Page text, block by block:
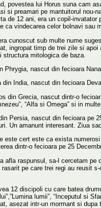
povestea lui Horus suna cam
si preamari pe mantuitorul nou-
de 12 ani, era un copil-
ca vindecarea celor bolnavi sau
cunoscut sub multe nume
ingropat timp de trei zile si
structura mitologica de baza.
Phrygia, nascut din fecioara
din India, nascut din fecioara
din Grecia, nascut dintr-o
“Alfa si Omega” si in
Persia, nascut din fecioara pe
Un amanunt interesant. Ziua
este cert este ca exista
dintr-o fecioara pe 25
afla raspunsul, sa-l cercetam pe
rasarit pe care trei regi au reusit
12 discipoli cu care batea
lumii”, “Inceputul si
asezat intr-un mormant si dupa